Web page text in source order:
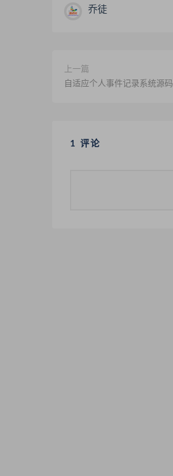
乔徒
上一篇
自适应个人事件记录系统源码
1 评论